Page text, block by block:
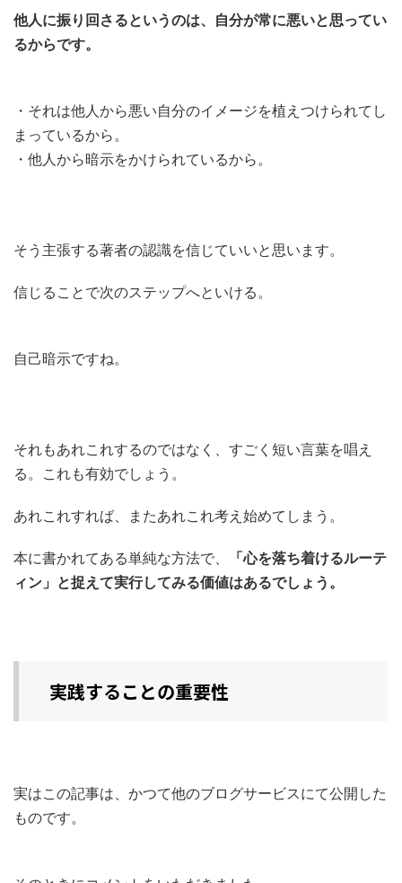
他人に振り回さるというのは、自分が常に悪いと思ってい
るからです。
・それは他人から悪い自分のイメージを植えつけられてし
まっているから。
・他人から暗示をかけられているから。
そう主張する著者の認識を信じていいと思います。
信じることで次のステップへといける。
自己暗示ですね。
それもあれこれするのではなく、すごく短い言葉を唱え
る。これも有効でしょう。
あれこれすれば、またあれこれ考え始めてしまう。
本に書かれてある単純な方法で、
「心を落ち着けるルーテ
ィン」と捉えて実行してみる価値はあるでしょう。
実践することの重要性
実はこの記事は、かつて他のブログサービスにて公開した
ものです。